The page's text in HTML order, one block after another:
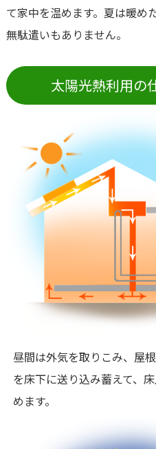
て家中を温めます。夏は暖め
無駄遣いもありません。
太陽光熱利用
昼間は外気を取りこみ、屋
を床下に送り込み蓄えて、
めます。